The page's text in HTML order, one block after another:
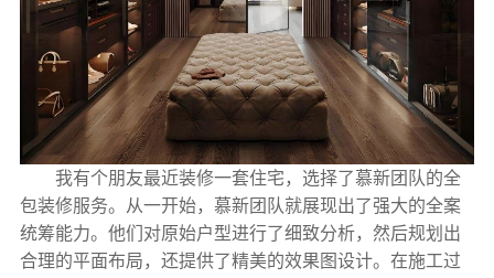
我有个朋友最近装修一套住宅，选择了慕新团队的全
包装修服务。从一开始，慕新团队就展现出了强大的全案
统筹能力。他们对原始户型进行了细致分析，然后规划出
合理的平面布局，还提供了精美的效果图设计。在施工过